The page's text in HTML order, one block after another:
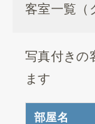
客室一覧（
写真付きの
ます
部屋名